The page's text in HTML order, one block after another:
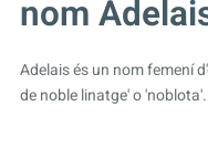
nom
Adelais és un nom femení
de noble linatge' o 'noblota'.